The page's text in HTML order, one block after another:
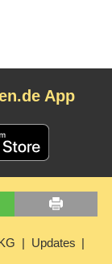
App
Updates